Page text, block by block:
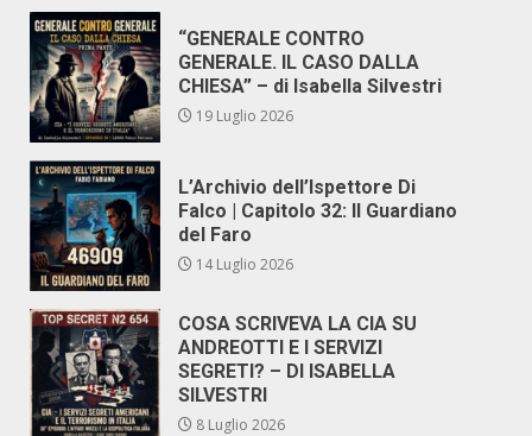
“GENERALE CONTRO
GENERALE. IL CASO DALLA
CHIESA” – di Isabella Silvestri
19 Luglio 2026
L’Archivio dell’Ispettore Di
Falco | Capitolo 32: Il Guardiano
del Faro
14 Luglio 2026
COSA SCRIVEVA LA CIA SU
ANDREOTTI E I SERVIZI
SEGRETI? – DI ISABELLA
SILVESTRI
8 Luglio 2026